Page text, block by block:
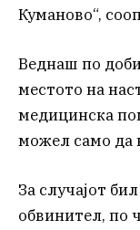
Куманово“,
Веднаш по
местото на
медицинска
можел само да
За случајот
обвинител, по